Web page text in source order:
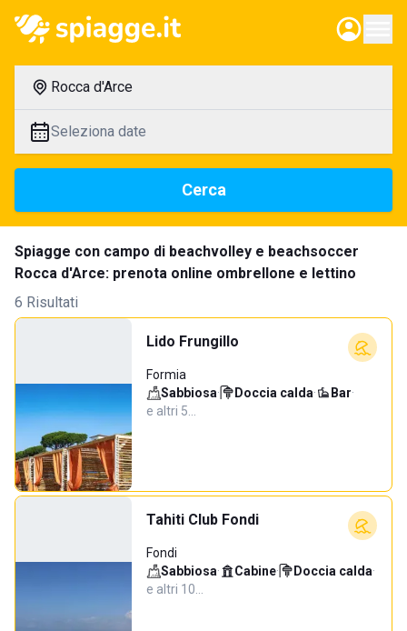
Rocca d'Arce
Seleziona date
Cerca
Spiagge con campo di beachvolley e beachsoccer
Rocca d'Arce: prenota online ombrellone e lettino
6 Risultati
Lido Frungillo
Formia
Sabbiosa· Doccia calda· Bar·
e altri 5…
Tahiti Club Fondi
Fondi
Sabbiosa· Cabine· Doccia calda·
e altri 10…